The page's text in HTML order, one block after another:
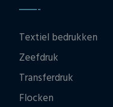
Textiel bedrukken
Zeefdruk
Transferdruk
Flocken